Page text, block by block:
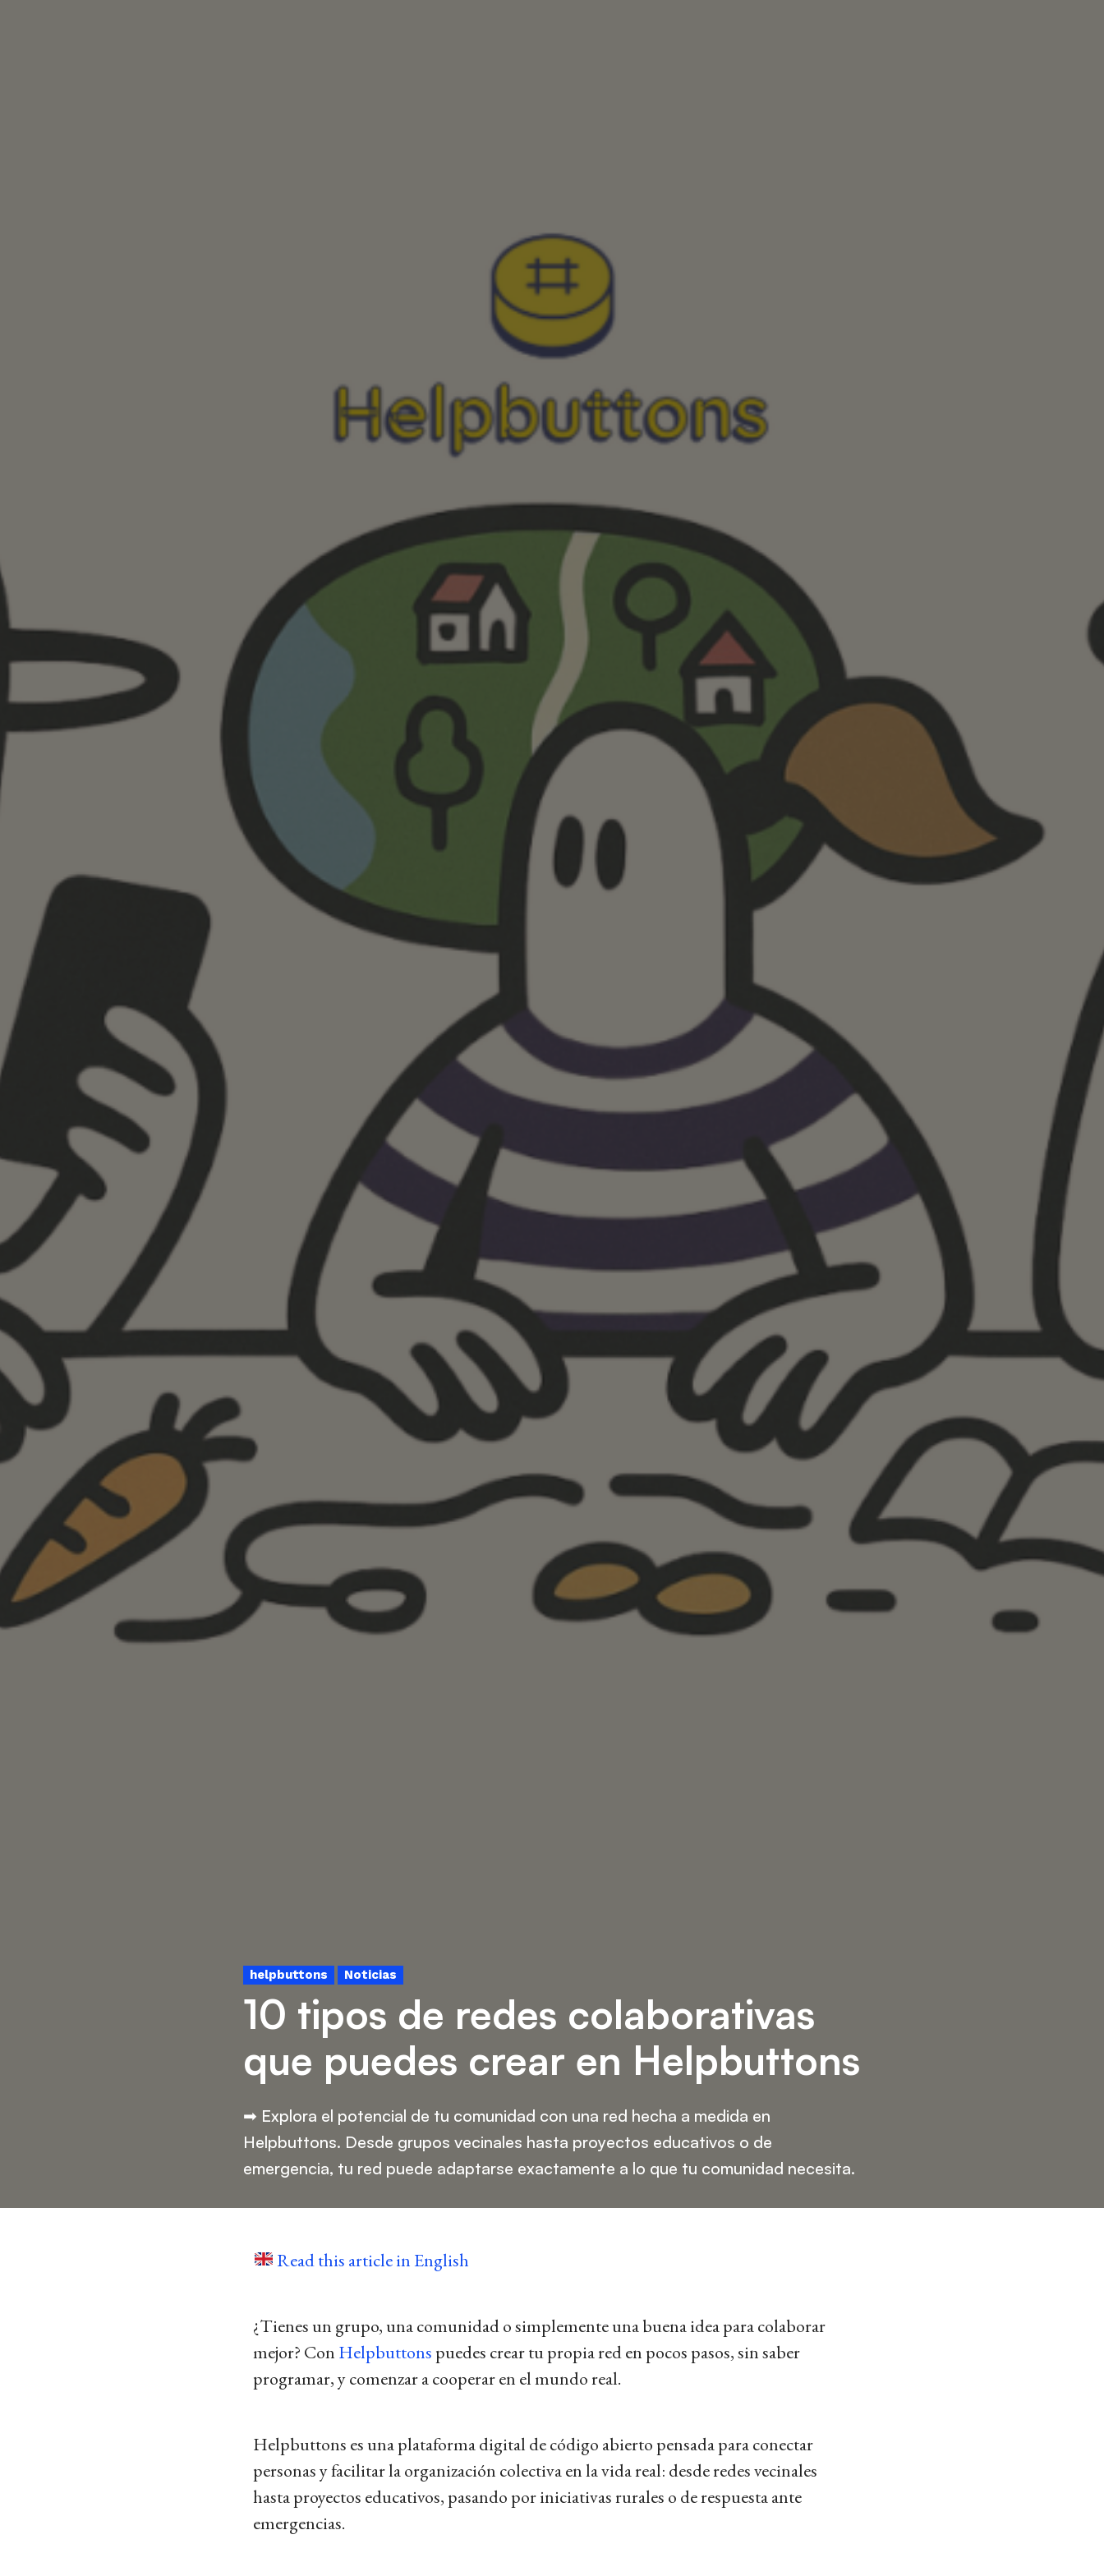
helpbuttons Noticias
10 tipos de redes colaborativas
que puedes crear en Helpbuttons
➡︎ Explora el potencial de tu comunidad con una red hecha a medida en
Helpbuttons. Desde grupos vecinales hasta proyectos educativos o de
emergencia, tu red puede adaptarse exactamente a lo que tu comunidad necesita.
Read this article in English
¿Tienes un grupo, una comunidad o simplemente una buena idea para colaborar
mejor? Con Helpbuttons puedes crear tu propia red en pocos pasos, sin saber
programar, y comenzar a cooperar en el mundo real.
Helpbuttons es una plataforma digital de código abierto pensada para conectar
personas y facilitar la organización colectiva en la vida real: desde redes vecinales
hasta proyectos educativos, pasando por iniciativas rurales o de respuesta ante
emergencias.